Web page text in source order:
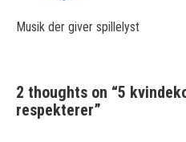
Musik der giver spillelyst
2 thoughts on “5
respekterer”